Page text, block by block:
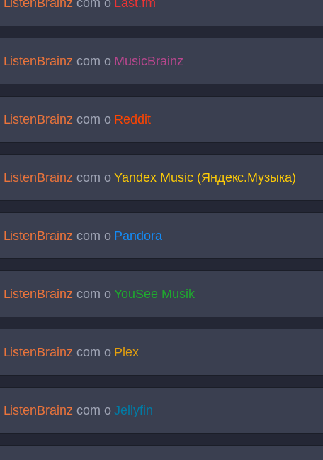
ListenBrainz com o MusicBrainz
ListenBrainz com o Reddit
ListenBrainz com oYandex Music (Яндекс.Музыка)
ListenBrainz com o Pandora
ListenBrainz com oYouSee Musik
ListenBrainz com o Plex
ListenBrainz com oJellyfin